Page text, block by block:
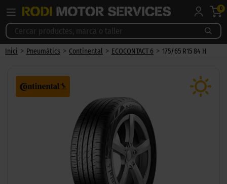
0
Inici > Pneumàtics > Continental > ECOCONTACT 6 > 175/65 R15 84 H